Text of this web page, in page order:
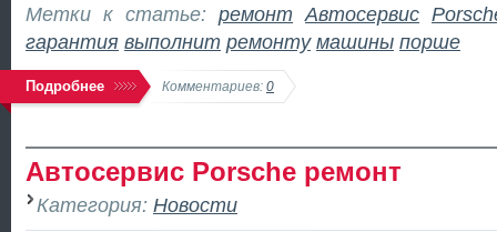
Метки к статье: ремонт Автосервис
гарантия выполнит ремонту машины порше
Подробнее Комментариев: 0
Автосервис Porsche ремонт
Категория: Новости